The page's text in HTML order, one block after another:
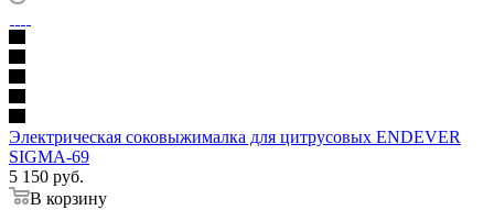
Электрическая соковыжималка для цитрусовых ENDEVER
SIGMA-69
5 150 руб.
В корзину